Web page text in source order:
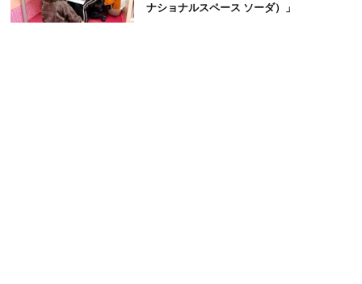
ナショナルスペース ソーダ）」